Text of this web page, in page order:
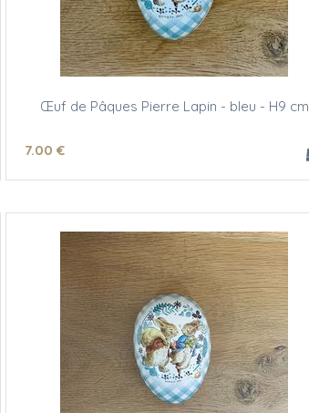
Œuf de Pâques Pierre Lapin - bleu - H9 cm
7.00 €